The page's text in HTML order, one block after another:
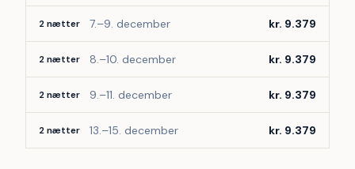
2 nætter 7.–9. december kr. 9.379
2 nætter 8.–10. december kr. 9.379
2 nætter 9.–11. december kr. 9.379
2 nætter 13.–15. december kr. 9.379